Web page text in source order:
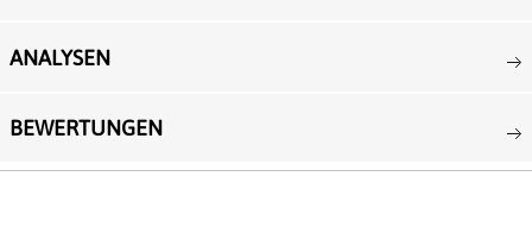
ANALYSEN
BEWERTUNGEN